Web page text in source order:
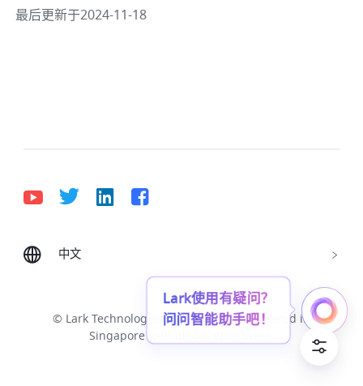
最后更新于2024-11-18
中文
Deutsch English
Português (Brasil)
Tiếng Việt
ไทย 한국어 日本語
中文
© Lark Technologies Pte. Ltd. Headquartered in
Singapore with offices worldwide.
Lark使用有疑问？
问问智能助手吧！